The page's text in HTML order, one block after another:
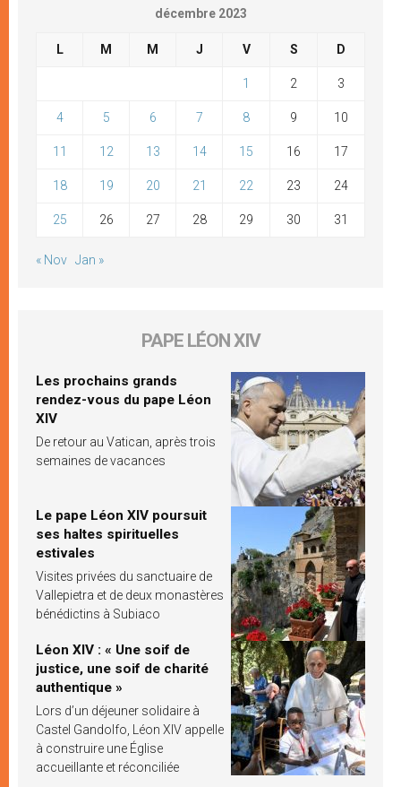
décembre 2023
L M M J V S D
1 2 3
4 5 6 7 8 9 10
11 12 13 14 15 16 17
18 19 20 21 22 23 24
25 26 27 28 29 30 31
« Nov Jan »
PAPE LÉON XIV
Les prochains grands
rendez-vous du pape Léon
XIV
De retour au Vatican, après trois
semaines de vacances
Le pape Léon XIV poursuit
ses haltes spirituelles
estivales
Visites privées du sanctuaire de
Vallepietra et de deux monastères
bénédictins à Subiaco
Léon XIV : « Une soif de
justice, une soif de charité
authentique »
Lors d’un déjeuner solidaire à
Castel Gandolfo, Léon XIV appelle
à construire une Église
accueillante et réconciliée